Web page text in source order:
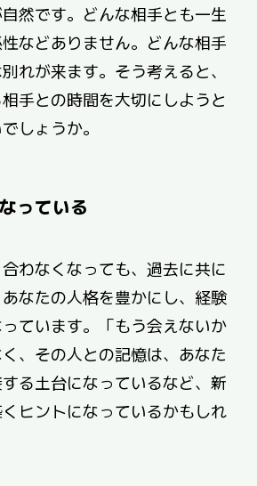
然です。どんな相手とも一生
などありません。どんな相手
れが来ます。そう考えると、
手との時間を大切にしようと
しょうか。
っている
わなくなっても、過去に共に
なたの人格を豊かにし、経験
ています。「もう会えないか
、その人との記憶は、あなた
る土台になっているなど、新
ヒントになっているかもしれ